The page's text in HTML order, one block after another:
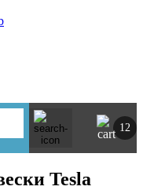
12
Tesla